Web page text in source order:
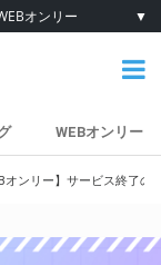
オンリー ▼
WEBオンリー
オンリー】サービス終了の